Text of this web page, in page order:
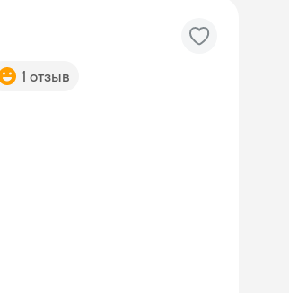
1 отзыв